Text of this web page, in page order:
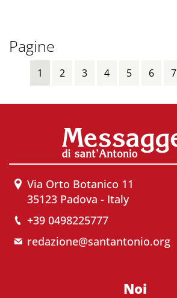
Pagine
1 2 3 4 5 6 7
Via Orto Botanico 11
35123 Padova - Italy
+39 0498225777
redazione@santantonio.org
Noi